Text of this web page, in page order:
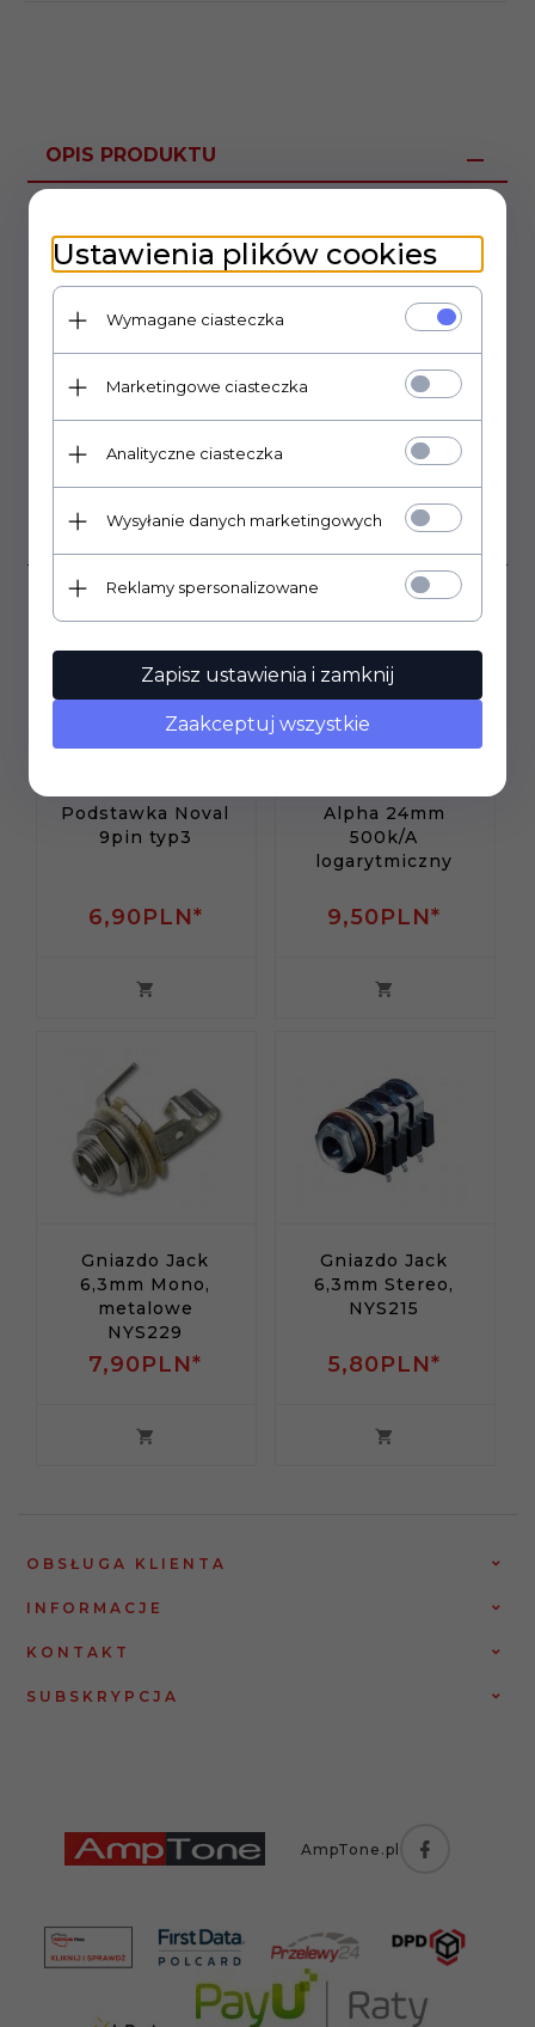
OPIS PRODUKTU
Klienci, którzy kupili ten
produkt wybrali również...
Podstawka Noval
9pin typ3
6,90PLN*
Alpha 24mm
500k/A
logarytmiczny
9,50PLN*
Gniazdo Jack
6,3mm Mono,
metalowe
NYS229
7,90PLN*
Gniazdo Jack
6,3mm Stereo,
NYS215
5,80PLN*
OBSŁUGA KLIENTA
INFORMACJE
KONTAKT
SUBSKRYPCJA
AmpTone.pl
Ustawienia plików cookies
Wymagane ciasteczka
Marketingowe ciasteczka
Analityczne ciasteczka
Wysyłanie danych marketingowych
Reklamy spersonalizowane
Zapisz ustawienia i zamknij
Zaakceptuj wszystkie